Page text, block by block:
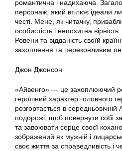
романтична і надихаюча.
персонаж, який втілює ідеали
честі. Мене, як читачку,
особистість і непохитна
Ровени та відданість своїй
захоплення та переконливим
Джон Джонсон
«Айвенго» — це захоплюючий
героїчний характер головного
розгортається в середньовічній
подорожі, щоб повернути собі
та завоювати серце своєї
зображений як мужній і
своє життя за справедливість і